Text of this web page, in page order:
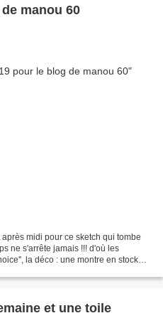
manou 60
midi pour ce sketch qui tombe
ne s'arrête jamais !!! d'où les
la déco : une montre en stock